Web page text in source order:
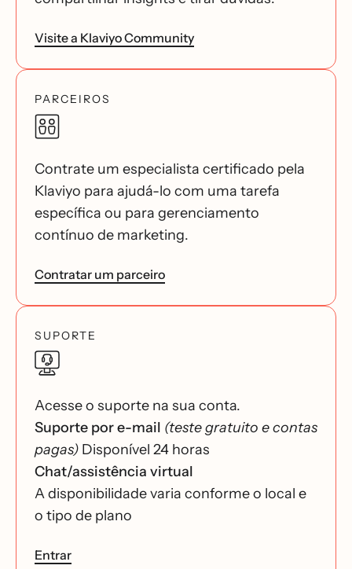
Visite a Klaviyo Community
PARCEIROS
Contrate um especialista certificado pela
Klaviyo para ajudá-lo com uma tarefa
específica ou para gerenciamento
contínuo de marketing.
Contratar um parceiro
SUPORTE
Acesse o suporte na sua conta.
Suporte por e-mail (teste gratuito e contas
pagas) Disponível 24 horas
Chat/assistência virtual
A disponibilidade varia conforme o local e
o tipo de plano
Entrar